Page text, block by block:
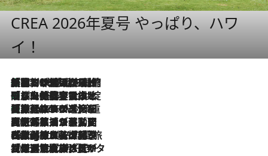
CREA 2026年夏号 やっぱり、ハワ
イ！
2026.8.6
「荷物が増えるほど旅ストレスは増す」美容ジャーナリストがたどり着いた最終結論。“化粧品を劇的に減らす”感動の凝縮美容とは
2026.8.6
「旅先には金髪ウィッグを持参」日本と同じメイクでは損してる!? 美容ジャーナリストが提案する“掟破りの旅美容”とは
2026.8.6
【厳選旅コスメ】「身軽さ＆UV対策重視！」ヘアアーティストshucoが選んだ夏旅ベストコスメを発表【Mサイズジップ】
2026.8.5
【厳選旅コスメ】国内をあちこち移動する河井菜摘が選んだ夏旅ベストコスメ発表！「リラックスアイテムはマスト」【Mサイズジップ】
2026.8.4
【厳選旅コスメ】「紫外線＆乾燥対策しながらメイク感も！」ヘア＆メイクGeorgeが選んだ夏旅ベストコスメを発表！【Mサイズジップ】
2026.8.3
【厳選旅コスメ】「保湿もタイパ重視！」“サウナ好き”タレント清水みさとが愛用する夏旅ベストコスメを発表！【Mサイズジップ】